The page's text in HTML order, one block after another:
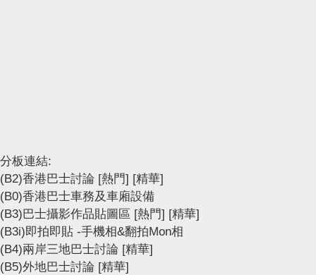
分板連結:
(B2)香港巴士討論 [熱門] [精華]
(B0)香港巴士車務及車廂設備
(B3)巴士攝影作品貼圖區 [熱門] [精華]
(B3i)即拍即貼 -手機相&翻拍Mon相
(B4)兩岸三地巴士討論 [精華]
(B5)外地巴士討論 [精華]